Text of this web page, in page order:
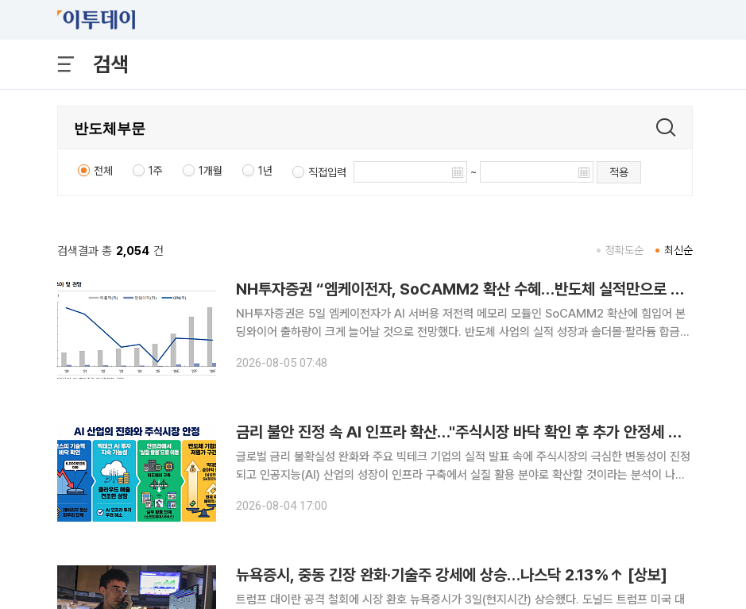
검색
전체 1주 1개월 1년 직접입력 ~ 적용
검색결과 총 2,054 건 최신순
정확도순
NH투자증권 “엠케이전자, SoCAMM2 확산 수혜…반도체 실적만으로 PER 5배”
NH투자증권은 5일 엠케이전자가 AI 서버용 저전력 메모리 모듈인 SoCAMM2 확산에 힘입어 본
딩와이어 출하량이 크게 늘어날 것으로 전망했다. 반도체 사업의 실적 성장과 솔더볼·팔라듐 합금
투자증권 ‘엠케이전자-다가오는 SoCAMM2 시대 숨겨진 수혜주’ 보
2026-08-05 07:48
금리 불안 진정 속 AI 인프라 확산…"주식시장 바닥 확인 후 추가 안정세 전망"
글로벌 금리 불확실성 완화와 주요 빅테크 기업의 실적 발표 속에 주식시장의 극심한 변동성이 진정
되고 인공지능(AI) 산업의 성장이 인프라 구축에서 실질 활용 분야로 확산할 것이라는 분석이 나왔
6358.95에 거래를 마쳤다. 최근 국내 증시는 AI 반도체 관
2026-08-04 17:00
뉴욕증시, 중동 긴장 완화·기술주 강세에 상승…나스닥 2.13%↑ [상보]
트럼프 대이란 공격 철회에 시장 환호 뉴욕증시가 3일(현지시간) 상승했다. 도널드 트럼프 미국 대